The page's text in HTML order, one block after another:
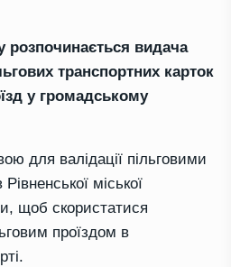
розпочинається видача
транспортних карток
у громадському
для валідації пільговими
міської
щоб скористатися
проїздом в